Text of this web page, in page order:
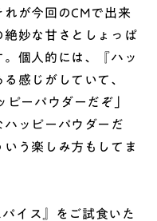
が今回のCMで出来
絶妙な甘さとしょっぱ
個人的には、『ハッ
感じがしていて、
ピーパウダーだぞ」
ハッピーパウダーだ
う楽しみ方もしてま
イス』をご試食いた